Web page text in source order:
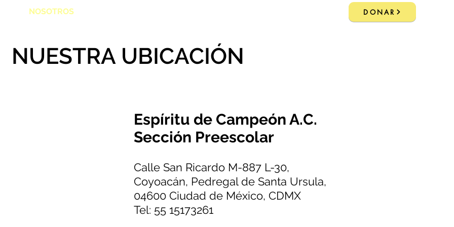
NOSOTROS DONAR
NUESTRA UBICACIÓN
Espíritu de Campeón A.C.
Sección Preescolar
Calle San Ricardo M-887 L-30,
Coyoacán, Pedregal de Santa Ursula,
04600 Ciudad de México, CDMX
Tel: 55 15173261